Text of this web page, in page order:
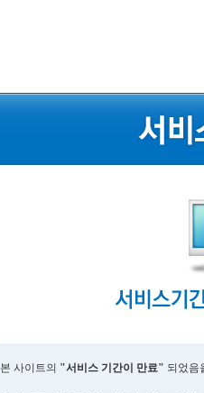
본 사이트의 "서비스 기간이 만료" 되었음